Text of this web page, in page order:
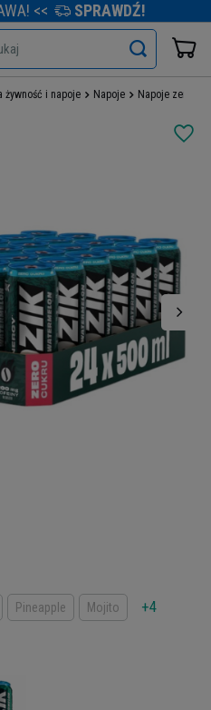
<< SPRAWDŹ!
żywność i napoje Napoje Napoje zero
Pineapple Mojito +4